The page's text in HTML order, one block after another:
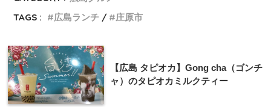
TAGS :
広島ランチ 庄原市
【広島 タピオカ】Gong cha（ゴンチ
ャ）のタピオカミルクティー